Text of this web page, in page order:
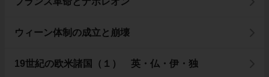
ウィーン体制の成立と崩壊
19世紀の欧米諸国（１） 英・仏・伊・独